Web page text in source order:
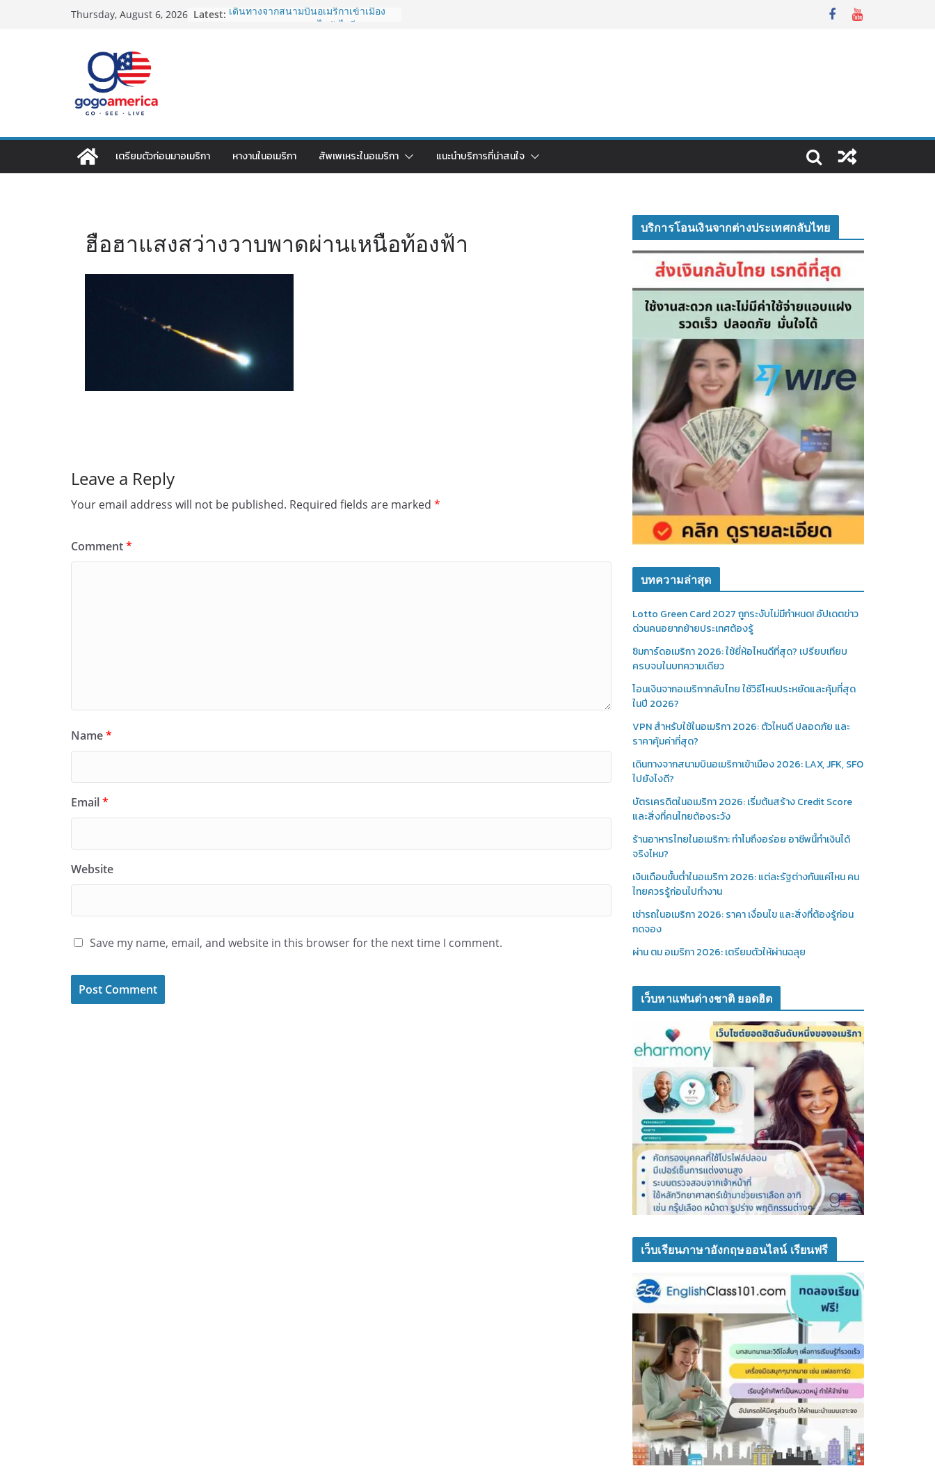
Thursday, August 6, 2026 Latest: เดินทางจากสนามบินอเมริกาเข้าเมือง
ประหยัดและคุ้มที่สุดในปี 2026?
VPN สำหรับใช้ในอเมริกา 2026: ตัว
เตรียมตัวก่อนมาอเมริกา หางานในอเมริกา สัพเพเหระในอเมริกา แนะนำบริการที่น่าสนใจ
ฮือฮาแสงสว่างวาบพาดผ่านเหนือท้องฟ้า
Leave a Reply
Your email address will not be published. Required fields are marked *
Comment*
Name*
Email*
Website
Save my name, email, and website in this browser for the next time I comment.
บริการโอนเงินจากต่างประเทศกลับไทย
บทความล่าสุด
Lotto Green Card 2027 ถูกระงับไม่มีกำหนด! อัปเดตข่าว
ด่วนคนอยากย้ายประเทศต้องรู้
ซิมการ์ดอเมริกา 2026: ใช้ยี่ห้อไหนดีที่สุด? เปรียบเทียบ
ครบจบในบทความเดียว
โอนเงินจากอเมริกากลับไทย ใช้วิธีไหนประหยัดและคุ้มที่สุด
ในปี 2026?
VPN สำหรับใช้ในอเมริกา 2026: ตัวไหนดี ปลอดภัย และ
ราคาคุ้มค่าที่สุด?
เดินทางจากสนามบินอเมริกาเข้าเมือง 2026: LAX, JFK, SFO
ไปยังไงดี?
บัตรเครดิตในอเมริกา 2026: เริ่มต้นสร้าง Credit Score
และสิ่งที่คนไทยต้องระวัง
ร้านอาหารไทยในอเมริกา: ทำไมถึงอร่อย อาชีพนี้ทำเงินได้
จริงไหม?
เงินเดือนขั้นต่ำในอเมริกา 2026: แต่ละรัฐต่างกันแค่ไหน คน
ไทยควรรู้ก่อนไปทำงาน
เช่ารถในอเมริกา 2026: ราคา เงื่อนไข และสิ่งที่ต้องรู้ก่อน
กดจอง
ผ่าน ตม อเมริกา 2026: เตรียมตัวให้ผ่านฉลุย
เว็บหาแฟนต่างชาติ ยอดฮิต
เว็บเรียนภาษาอังกฤษออนไลน์ เรียนฟรี